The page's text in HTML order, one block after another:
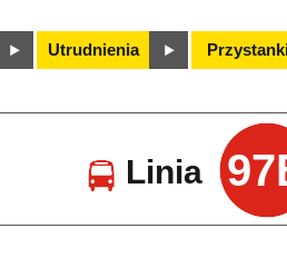
Utrudnienia
Linia